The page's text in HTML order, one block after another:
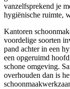
vanzelfsprekend je
hygiënische ruimte,
Kantoren
voordelige soorten
pand achter in een
een opgeruimd
schone omgeving.
overhouden dan is